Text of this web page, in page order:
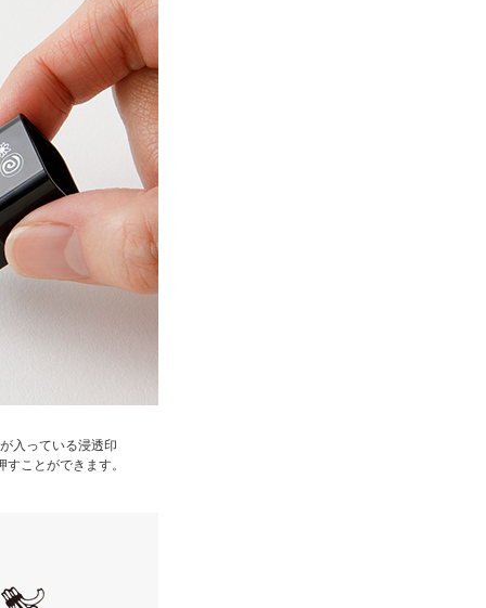
入っている浸透印
ことができます。